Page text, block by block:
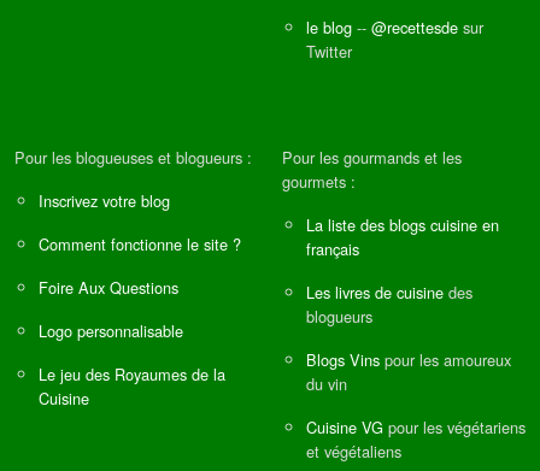
le blog -- @recettesde sur
Twitter
Pour les blogueuses et blogueurs :
Inscrivez votre blog
Comment fonctionne le site ?
Foire Aux Questions
Logo personnalisable
Le jeu des Royaumes de la
Cuisine
Pour les gourmands et les
gourmets :
La liste des blogs cuisine en
français
Les livres de cuisine des
blogueurs
Blogs Vins pour les amoureux
du vin
Cuisine VG pour les végétariens
et végétaliens